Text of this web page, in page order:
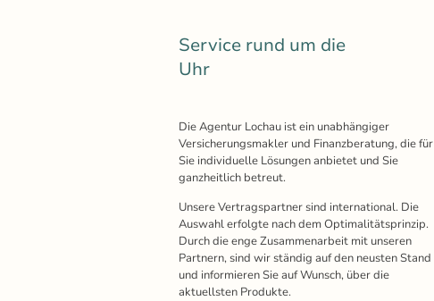
Service rund um die
Uhr
Die Agentur Lochau ist ein unabhängiger
Versicherungsmakler und Finanzberatung, die für
Sie individuelle Lösungen anbietet und Sie
ganzheitlich betreut.
Unsere Vertragspartner sind international. Die
Auswahl erfolgte nach dem Optimalitätsprinzip.
Durch die enge Zusammenarbeit mit unseren
Partnern, sind wir ständig auf den neusten Stand
und informieren Sie auf Wunsch, über die
aktuellsten Produkte.